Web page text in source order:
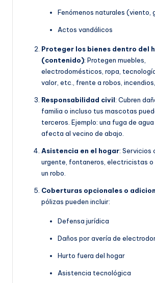
Fenómenos naturales (viento,
Actos vandálicos
Proteger los bienes dentro del
(contenido): Protegen muebles,
electrodomésticos, ropa,
valor, etc., frente a robos,
Responsabilidad civil: Cubren
familia o incluso tus mascotas
terceros. Ejemplo: una fuga de
afecta al vecino de abajo.
Asistencia en el hogar: Servicios
urgente, fontaneros, electricistas o
un robo.
Coberturas opcionales o
pólizas pueden incluir:
Defensa jurídica
Daños por avería de
Hurto fuera del hogar
Asistencia tecnológica